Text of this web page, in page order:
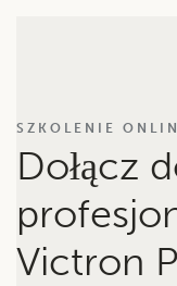
SZKOLENIE
Dołącz
Victron